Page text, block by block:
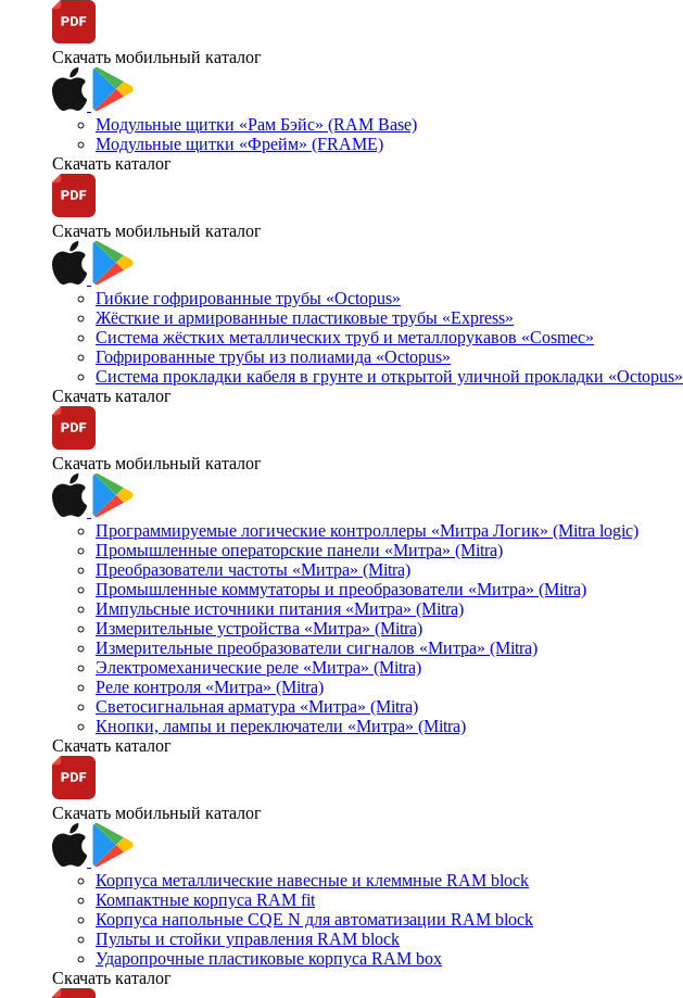
Скачать мобильный каталог
Модульные щитки «Рам Бэйс» (RAM Base)
Модульные щитки «Фрейм» (FRAME)
Скачать каталог
Скачать мобильный каталог
Гибкие гофрированные трубы «Octopus»
Жёсткие и армированные пластиковые трубы «Express»
Система жёстких металлических труб и металлорукавов «Cosmec»
Гофрированные трубы из полиамида «Octopus»
Система прокладки кабеля в грунте и открытой уличной прокладки «Octopus»
Скачать каталог
Скачать мобильный каталог
Программируемые логические контроллеры «Митра Логик» (Mitra logic)
Промышленные операторские панели «Митра» (Mitra)
Преобразователи частоты «Митра» (Mitra)
Промышленные коммутаторы и преобразователи «Митра» (Mitra)
Импульсные источники питания «Митра» (Mitra)
Измерительные устройства «Митра» (Mitra)
Измерительные преобразователи сигналов «Митра» (Mitra)
Электромеханические реле «Митра» (Mitra)
Реле контроля «Митра» (Mitra)
Светосигнальная арматура «Митра» (Mitra)
Кнопки, лампы и переключатели «Митра» (Mitra)
Скачать каталог
Скачать мобильный каталог
Корпуса металлические навесные и клеммные RAM block
Компактные корпуса RAM fit
Корпуса напольные CQE N для автоматизации RAM block
Пульты и стойки управления RAM block
Ударопрочные пластиковые корпуса RAM box
Скачать каталог